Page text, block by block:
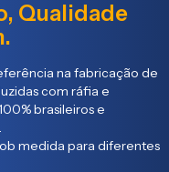
Qualidade
na fabricação de
com ráfia e
brasileiros e
medida para diferentes